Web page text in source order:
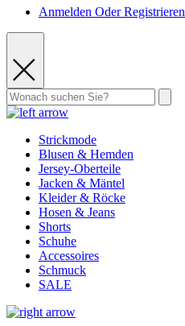
Anmelden Oder Registrieren
Strickmode
Blusen & Hemden
Jersey-Oberteile
Jacken & Mäntel
Kleider & Röcke
Hosen & Jeans
Shorts
Schuhe
Accessoires
Schmuck
SALE